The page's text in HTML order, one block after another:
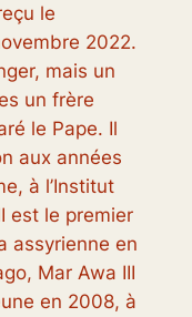
le
2022.
mais un
un frère
le Pape. Il
aux années
à l’Institut
est le premier
assyrienne en
Mar Awa III
en 2008, à